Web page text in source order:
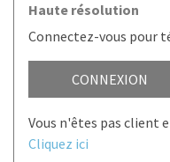
Haute résolution
Connectez-vous pour
CONNEXION
Vous n'êtes pas client
Cliquez ici